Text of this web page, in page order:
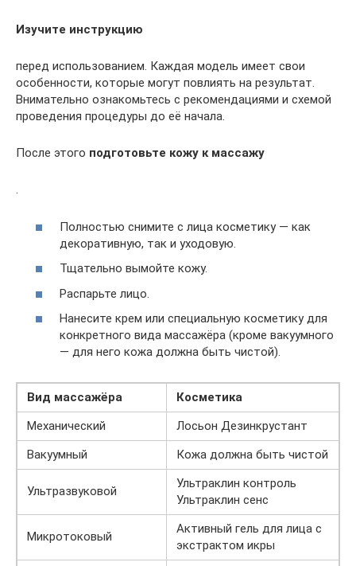
Изучите инструкцию
перед использованием. Каждая модель имеет свои
особенности, которые могут повлиять на результат.
Внимательно ознакомьтесь с рекомендациями и схемой
проведения процедуры до её начала.
После этого подготовьте кожу к массажу
.
Полностью снимите с лица косметику — как
декоративную, так и уходовую.
Тщательно вымойте кожу.
Распарьте лицо.
Нанесите крем или специальную косметику для
конкретного вида массажёра (кроме вакуумного
— для него кожа должна быть чистой).
Вид массажёра
Косметика
Механический
Лосьон Дезинкрустант
Вакуумный
Кожа должна быть чистой
Ультразвуковой
Ультраклин контроль
Ультраклин сенс
Микротоковый
Активный гель для лица с
экстрактом икры